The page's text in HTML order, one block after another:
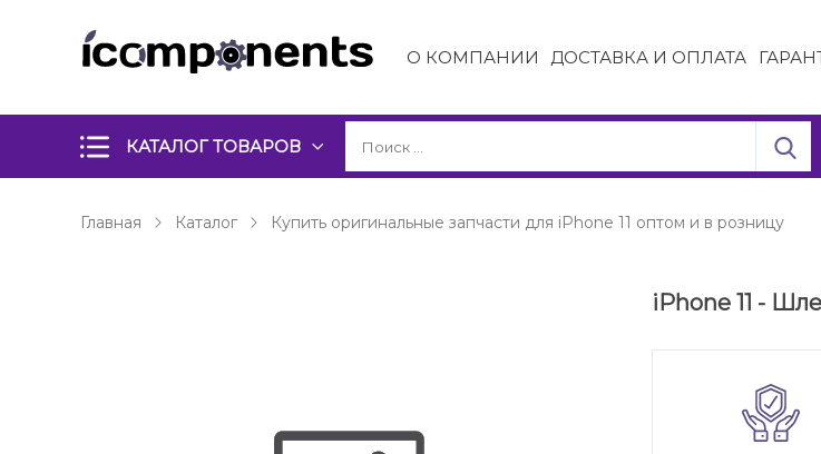
О КОМПАНИИ ДОСТАВКА И ОПЛАТА
КАТАЛОГ ТОВАРОВ
Главная Каталог Купить оригинальные запчасти для iPhone 11 оптом и в розницу
iPhone 11 -